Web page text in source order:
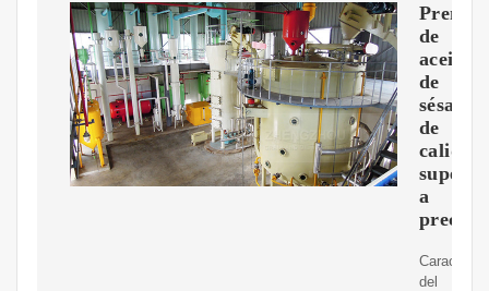
Prensa
de
aceite
de
sésamo
de
calidad
a
precio
del